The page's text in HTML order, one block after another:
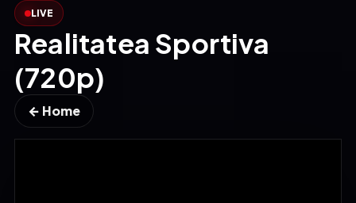
LIVE
Realitatea Sportiva
(720p)
← Home